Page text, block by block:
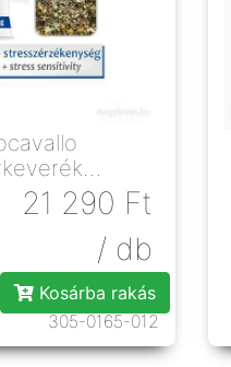
21 290 Ft
/ db
Kosárba rakás
305-0165-012